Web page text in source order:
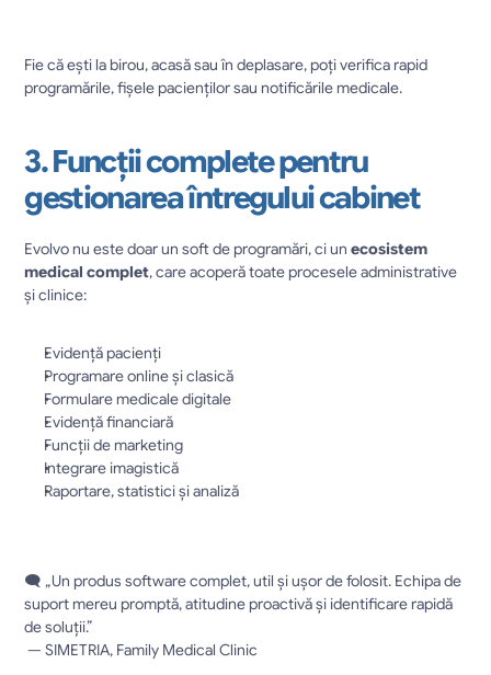
Fie că ești la birou, acasă sau în deplasare, poți verifica rapid
programările, fișele pacienților sau notificările medicale.
3. Funcții complete pentru
gestionarea întregului cabinet
Evolvo nu este doar un soft de programări, ci un ecosistem
medical complet, care acoperă toate procesele administrative
și clinice:
Evidență pacienți
Programare online și clasică
Formulare medicale digitale
Evidență financiară
Funcții de marketing
Integrare imagistică
Raportare, statistici și analiză
🗨️ „Un produs software complet, util și ușor de folosit. Echipa de
suport mereu promptă, atitudine proactivă și identificare rapidă
de soluții.”
— SIMETRIA, Family Medical Clinic